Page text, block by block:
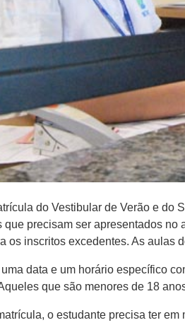
do Vestibular de Verão e do
que precisam ser apresentados no
os inscritos excedentes. As aulas
data e um horário específico
que são menores de 18
o estudante precisa ter